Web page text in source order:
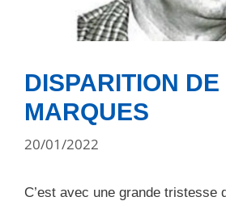
DISPARITION
MARQUES
20/01/2022
C’est avec une grande tristesse